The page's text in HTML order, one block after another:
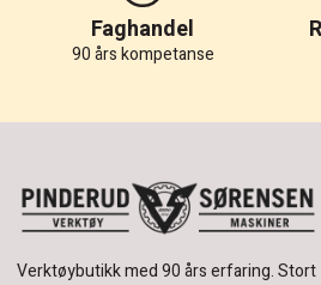
Faghandel
90 års kompetanse
Verktøybutikk med 90 års erfaring.Stort